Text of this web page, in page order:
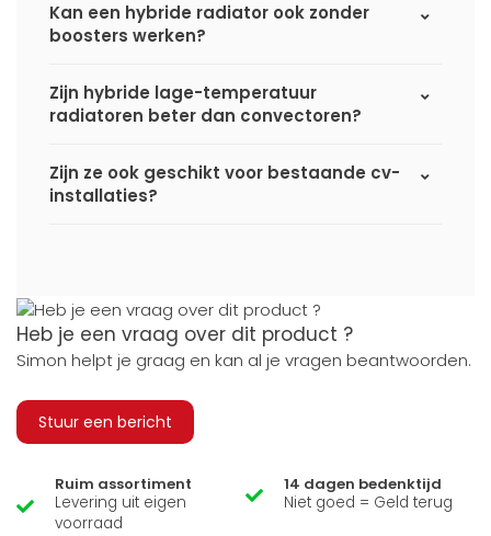
Kan een hybride radiator ook zonder
boosters werken?
Zijn hybride lage-temperatuur
radiatoren beter dan convectoren?
Zijn ze ook geschikt voor bestaande cv-
installaties?
Heb je een vraag over dit product ?
Simon helpt je graag en kan al je vragen beantwoorden.
Stuur een bericht
Ruim assortiment
Levering uit eigen
voorraad
14 dagen bedenktijd
Niet goed = Geld terug